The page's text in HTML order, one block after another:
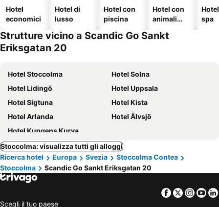
Hotel
economici
Hotel di
lusso
Hotel con
piscina
Hotel con
animali
spa
Strutture vicino a Scandic Go Sankt
Eriksgatan 20
Hotel Stoccolma
Hotel Solna
Hotel Lidingö
Hotel Uppsala
Hotel Sigtuna
Hotel Kista
Hotel Arlanda
Hotel Älvsjö
Hotel Kungens Kurva
Stoccolma: visualizza tutti gli alloggi
Ricerca hotel
Europa Svezia
Stoccolma Contea
Stoccolma
Scandic Go Sankt Eriksgatan 20
Facebook
Twitter
Scegli il tuo paese